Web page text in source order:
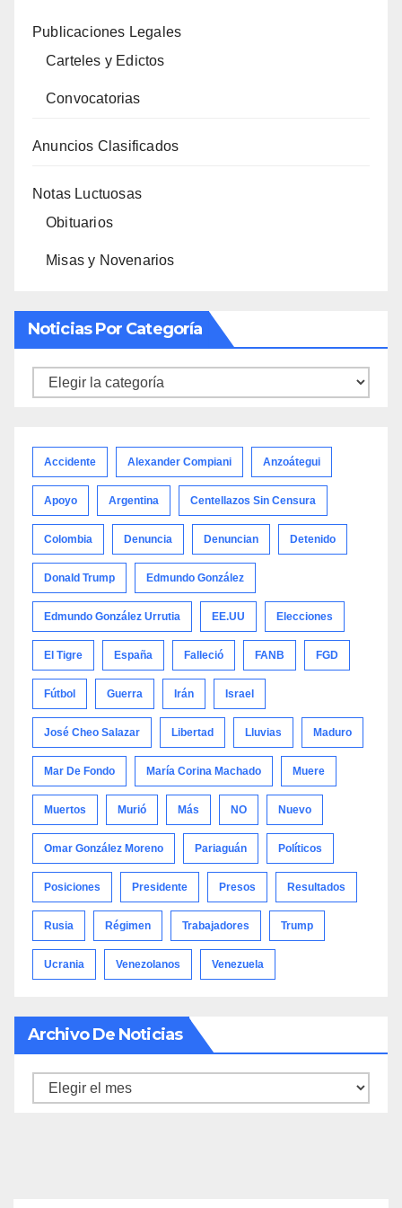
Publicaciones Legales
Carteles y Edictos
Convocatorias
Anuncios Clasificados
Notas Luctuosas
Obituarios
Misas y Novenarios
Noticias Por Categoría
Noticias
Accidente Alexander Compiani Anzoátegui
Apoyo Argentina Centellazos Sin Censura
Colombia Denuncia Denuncian Detenido
Donald Trump Edmundo González
Edmundo González Urrutia EE.UU Elecciones
El Tigre España Falleció FANB FGD
Fútbol Guerra Irán Israel
José Cheo Salazar Libertad Lluvias Maduro
Mar De Fondo María Corina Machado Muere
Muertos Murió Más NO Nuevo
Omar González Moreno Pariaguán Políticos
Posiciones Presidente Presos Resultados
Rusia Régimen Trabajadores Trump
Ucrania Venezolanos Venezuela
Archivo De Noticias
Archivo